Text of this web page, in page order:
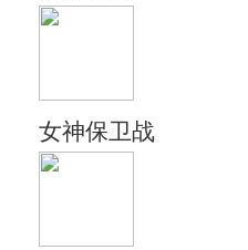
女神保卫战